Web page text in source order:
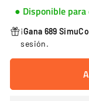
● Disponible para
¡Gana 689
sesión.